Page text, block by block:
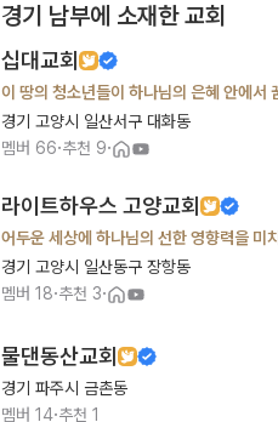
경기 남부에 소재한 교회
십대교회
이 땅의 청소년들이 하나님의 은혜 안에서
경기 고양시 일산서구 대화동
멤버 66·추천 9·
라이트하우스 고양교회
어두운 세상에 하나님의 선한 영향력을 미
경기 고양시 일산동구 장항동
멤버 18·추천 3·
물댄동산교회
경기 파주시 금촌동
멤버 14·추천 1